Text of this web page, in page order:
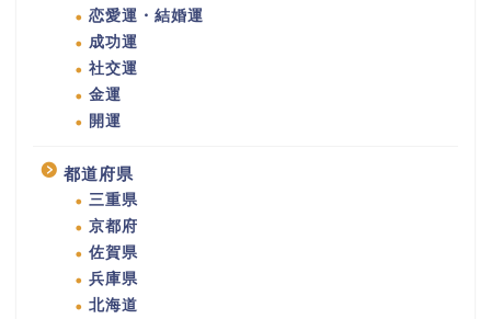
恋愛運・結婚運
成功運
社交運
金運
開運
都道府県
三重県
京都府
佐賀県
兵庫県
北海道